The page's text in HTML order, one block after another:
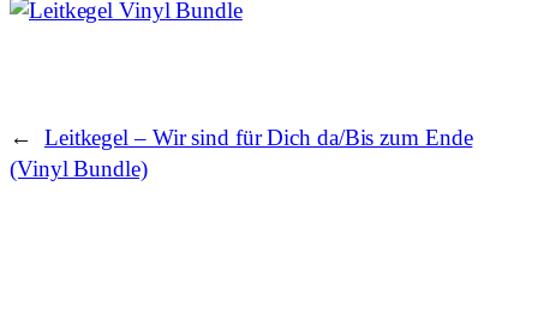
←
Leitkegel – Wir sind für Dich da/Bis zum Ende
(Vinyl Bundle)